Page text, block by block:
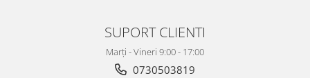
SUPORT CLIENTI
Marți - Vineri 9:00 - 17:00
0730503819